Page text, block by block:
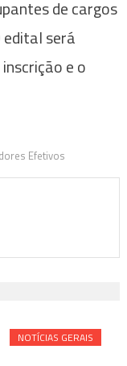
de cargos
será
e o
Efetivos
NOTÍ­CIAS GERAIS